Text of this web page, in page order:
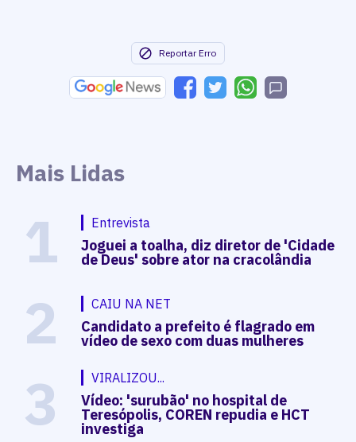
Reportar Erro
Mais Lidas
1 Entrevista
Joguei a toalha, diz diretor de 'Cidade
de Deus' sobre ator na cracolândia
2 CAIU NA NET
Candidato a prefeito é flagrado em
vídeo de sexo com duas mulheres
3 VIRALIZOU...
Vídeo: 'surubão' no hospital de
Teresópolis, COREN repudia e HCT
investiga